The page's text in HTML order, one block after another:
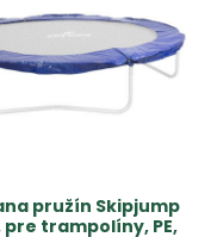
s našimi
zábavy a zdravia
trampolínami
skvelý čas, ale aj
aktivitu. Objavte
a
vaše potreby a
pružín Skipjump
pre trampolíny, PE,